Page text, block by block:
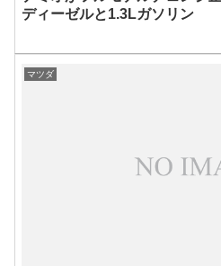
ディーゼルと1.3Lガソリン
マツダ